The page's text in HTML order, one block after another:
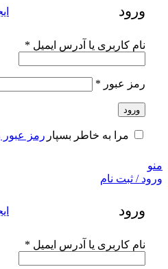
ورود
نام کاربری یا آدرس ایمیل *
رمز عبور *
ورود
رمز عبور مرا به خاطر بسپار
منو
ورود / ثبت نام
ورود
نام کاربری یا آدرس ایمیل *